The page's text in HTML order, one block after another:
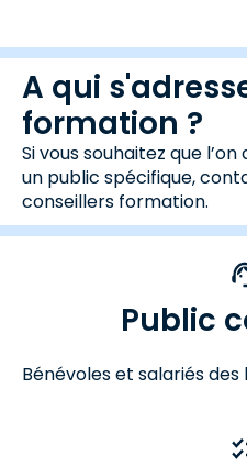
A qui
formation ?
Si vous souhaitez que
un public spécifique,
conseillers formation.
Public
Bénévoles et salariés